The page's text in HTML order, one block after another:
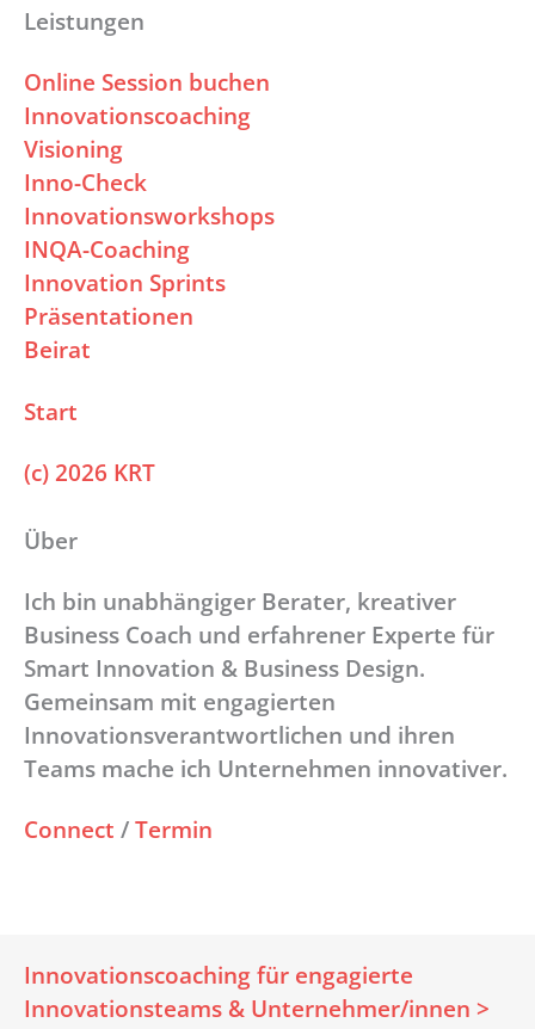
Leistungen
Online Session buchen
Innovationscoaching
Visioning
Inno-Check
Innovationsworkshops
INQA-Coaching
Innovation Sprints
Präsentationen
Beirat
Start
(c) 2026 KRT
Über
Ich bin unabhängiger Berater, kreativer
Business Coach und erfahrener Experte für
Smart Innovation & Business Design.
Gemeinsam mit engagierten
Innovationsverantwortlichen und ihren
Teams mache ich Unternehmen innovativer.
Connect / Termin
Innovationscoaching für engagierte
Innovationsteams & Unternehmer/innen >